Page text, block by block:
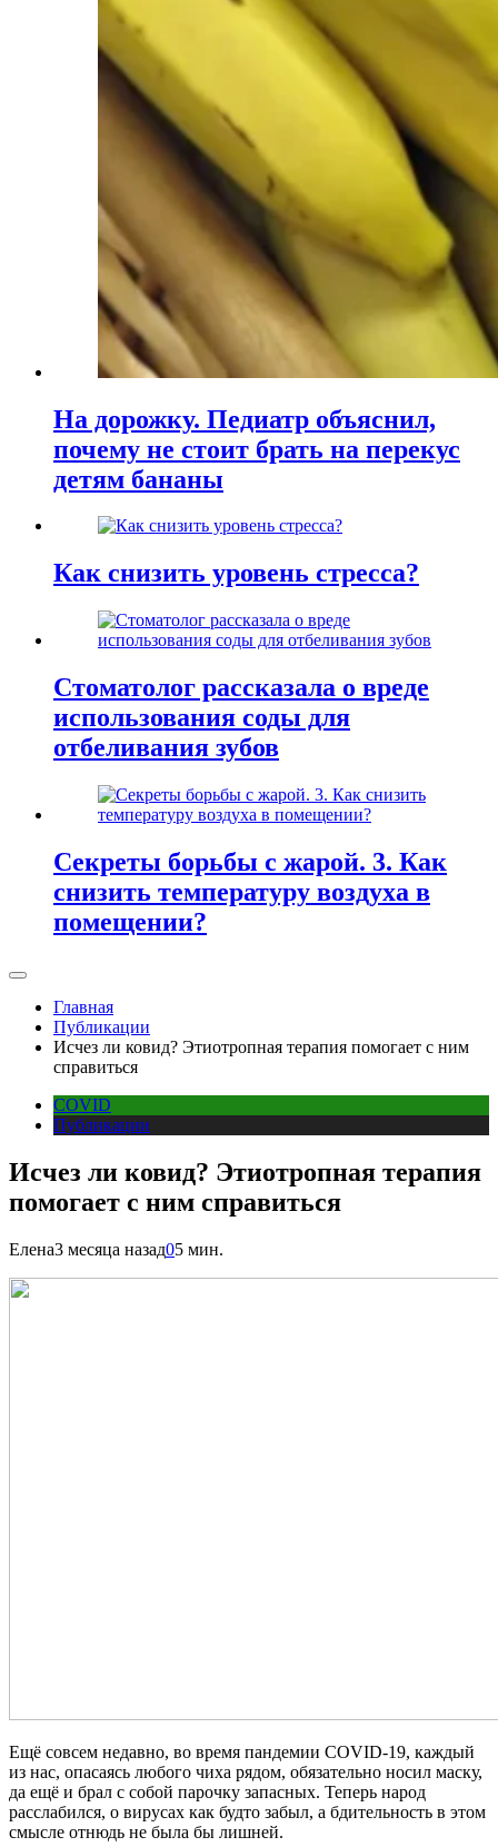
На дорожку. Педиатр объяснил,
почему не стоит брать на перекус
детям бананы
Как снизить уровень стресса?
Стоматолог рассказала о вреде
использования соды для
отбеливания зубов
Секреты борьбы с жарой. 3. Как
снизить температуру воздуха в
помещении?
Главная
Публикации
Исчез ли ковид? Этиотропная терапия помогает с ним
справиться
COVID
Публикации
Исчез ли ковид? Этиотропная терапия
помогает с ним справиться
Елена3 месяца назад05 мин.
Ещё совсем недавно, во время пандемии COVID-19, каждый
из нас, опасаясь любого чиха рядом, обязательно носил маску,
да ещё и брал с собой парочку запасных. Теперь народ
расслабился, о вирусах как будто забыл, а бдительность в этом
смысле отнюдь не была бы лишней.